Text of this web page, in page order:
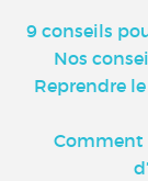
9 conseils
Nos
Reprendre
Comment